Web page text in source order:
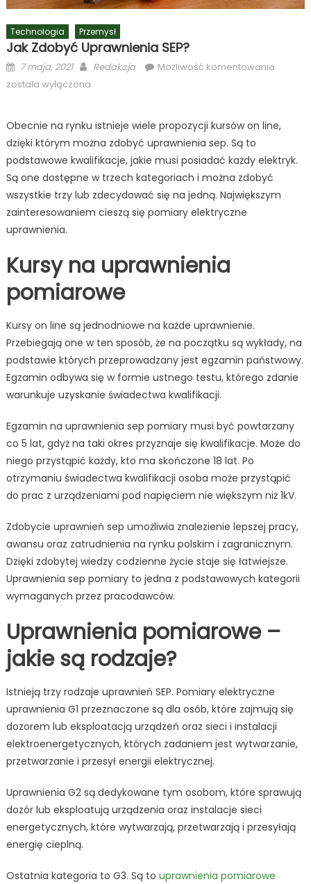
Technologia Przemysł
Jak Zdobyć Uprawnienia SEP?
Posted
on
7 maja, 2021 Author
Redakcja Możliwość komentowaniaJak
została wyłączona
Obecnie na rynku istnieje wiele propozycji kursów on line,
dzięki którym można zdobyć uprawnienia sep. Są to
podstawowe kwalifikacje, jakie musi posiadać każdy elektryk.
Są one dostępne w trzech kategoriach i można zdobyć
wszystkie trzy lub zdecydować się na jedną. Największym
zainteresowaniem cieszą się pomiary elektryczne
uprawnienia.
Kursy na uprawnienia
pomiarowe
Kursy on line są jednodniowe na każde uprawnienie.
Przebiegają one w ten sposób, że na początku są wykłady, na
podstawie których przeprowadzany jest egzamin państwowy.
Egzamin odbywa się w formie ustnego testu, którego zdanie
warunkuje uzyskanie świadectwa kwalifikacji.
Egzamin na uprawnienia sep pomiary musi być powtarzany
co 5 lat, gdyż na taki okres przyznaje się kwalifikacje. Może do
niego przystąpić każdy, kto ma skończone 18 lat. Po
otrzymaniu świadectwa kwalifikacji osoba może przystąpić
do prac z urządzeniami pod napięciem nie większym niż 1kV.
Zdobycie uprawnień sep umożliwia znalezienie lepszej pracy,
awansu oraz zatrudnienia na rynku polskim i zagranicznym.
Dzięki zdobytej wiedzy codzienne życie staje się łatwiejsze.
Uprawnienia sep pomiary to jedna z podstawowych kategorii
wymaganych przez pracodawców.
Uprawnienia pomiarowe –
jakie są rodzaje?
Istnieją trzy rodzaje uprawnień SEP. Pomiary elektryczne
uprawnienia G1 przeznaczone są dla osób, które zajmują się
dozorem lub eksploatacją urządzeń oraz sieci i instalacji
elektroenergetycznych, których zadaniem jest wytwarzanie,
przetwarzanie i przesył energii elektrycznej.
Uprawnienia G2 są dedykowane tym osobom, które sprawują
dozór lub eksploatują urządzenia oraz instalacje sieci
energetycznych, które wytwarzają, przetwarzają i przesyłają
energię cieplną.
Ostatnia kategoria to G3. Są to uprawnienia pomiarowe